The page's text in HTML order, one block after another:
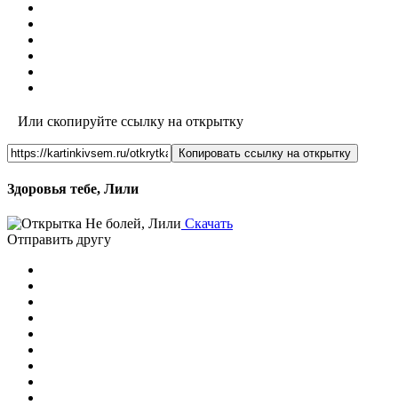
Или скопируйте ссылку на открытку
Копировать ссылку на открытку
Здоровья тебе, Лили
Скачать
Отправить другу